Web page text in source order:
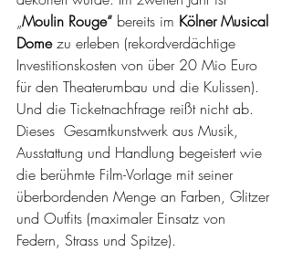
„Moulin Rouge“ bereits im Kölner Musical
Dome zu erleben (rekordverdächtige
Investitionskosten von über 20 Mio Euro
für den Theaterumbau und die Kulissen).
Und die Ticketnachfrage reißt nicht ab.
Dieses  Gesamtkunstwerk aus Musik,
Ausstattung und Handlung begeistert wie
die berühmte Film-Vorlage mit seiner
überbordenden Menge an Farben, Glitzer
und Outfits (maximaler Einsatz von
Federn, Strass und Spitze).